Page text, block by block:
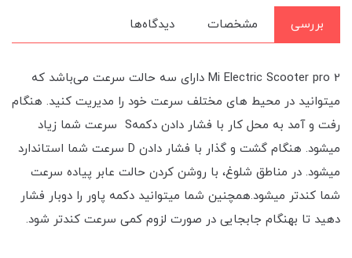
بررسی مشخصات دیدگاه‌ها
Mi Electric Scooter pro 2 دارای سه حالت سرعت می‌باشد که
میتوانید در محیط های مختلف سرعت خود را مدیریت کنید. هنگام
رفت و آمد به محل کار با فشار دادن دکمهS سرعت شما زیاد
میشود. هنگام گشت و گذار با فشار دادن D سرعت شما استاندارد
میشود. در مناطق شلوغ، با روشن کردن حالت عابر پیاده سرعت
شما کندتر میشود.همچنین شما میتوانید دکمه پاور را دوبار فشار
دهید تا بهنگام جابجایی در صورت لزوم کمی سرعت کندتر شود.